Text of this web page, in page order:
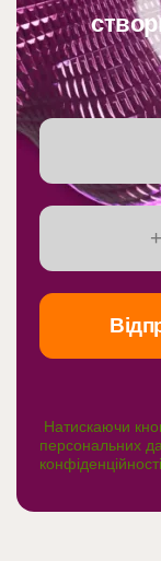
Натискаючи
персональних
конфіденційності